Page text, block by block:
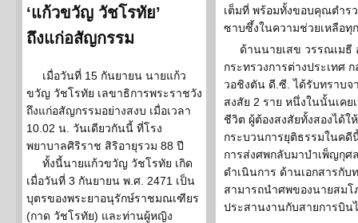
‘แก้วขวัญ วัชโรทัย’
ถึงแก่อสัญกรรม
เมื่อวันที่ 15 กันยายน นายแก้ว
ขวัญ วัชโรทัย เลขาธิการพระราชวัง
ถึงแก่อสัญกรรมอย่างสงบ เมื่อเวลา
10.02 น. วันเดียวกันนี้ ที่โรง
พยาบาลศิริราช สิริอายุรวม 88 ปี
ทั้งนี้นายแก้วขวัญ วัชโรทัย เกิด
เมื่อวันที่ 3 กันยายน พ.ศ. 2471 เป็น
บุตรของพระยาอนุรักษ์ราชมณเฑียร
(กาด วัชโรทัย) และท่านผู้หญิง
เต็มที่ พร้อมทั้งขอบคุณตำร
ซาบซึ้งในความช่วยเหลือทุ
ด้านนายเสข วรรณเมธี
กระทรวงการต่างประเทศ
วอชิงตัน ดี.ซี. ได้รับทราบจ
สงสัย 2 ราย หนึ่งในนั้นเคย
ชีวิต ผู้ต้องสงสัยทั้งสองได้
กระบวนการยุติธรรมในคดี
การส่งศพกลับมาบำเพ็ญกุศ
ดำเนินการ ด้านเอกสารกับ
สามารถนำศพของนายสมโ
ประสานงานกับสายการบิน